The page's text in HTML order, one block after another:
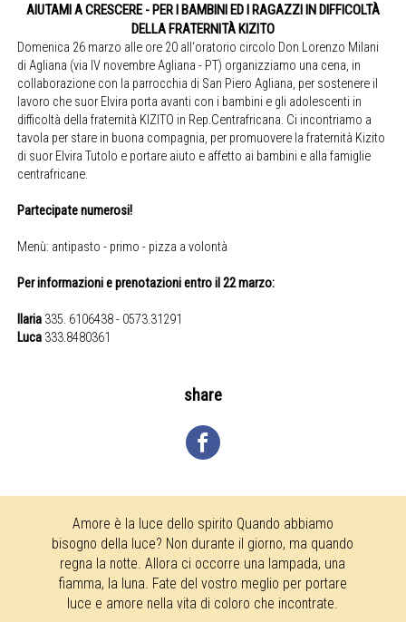
AIUTAMI A CRESCERE - PER I BAMBINI ED I RAGAZZI IN DIFFICOLTÀ
DELLA FRATERNITÀ KIZITO
Domenica 26 marzo alle ore 20 all‘oratorio circolo Don Lorenzo Milani
di Agliana (via IV novembre Agliana - PT) organizziamo una cena, in
collaborazione con la parrocchia di San Piero Agliana, per sostenere il
lavoro che suor Elvira porta avanti con i bambini e gli adolescenti in
difficoltà della fraternità KIZITO in Rep.Centrafricana. Ci incontriamo a
tavola per stare in buona compagnia, per promuovere la fraternità Kizito
di suor Elvira Tutolo e portare aiuto e affetto ai bambini e alla famiglie
centrafricane.
Partecipate numerosi!
Menù: antipasto - primo - pizza a volontà
Per informazioni e prenotazioni entro il 22 marzo:
Ilaria 335. 6106438 - 0573.31291
Luca 333.8480361
share
Amore è la luce dello spirito Quando abbiamo
bisogno della luce? Non durante il giorno, ma quando
regna la notte. Allora ci occorre una lampada, una
fiamma, la luna. Fate del vostro meglio per portare
luce e amore nella vita di coloro che incontrate.